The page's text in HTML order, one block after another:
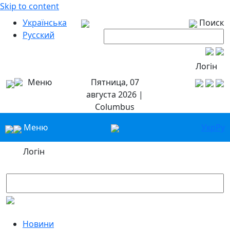
Skip to content
Українська
Русский
Поиск
Логін
Меню
Пятница, 07
августа 2026 |
Columbus
Меню
УкрРу
Логін
Новини